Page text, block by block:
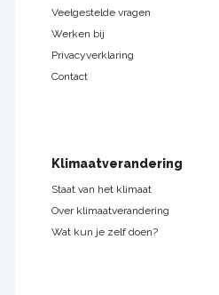
Veelgestelde vragen
Werken bij
Privacyverklaring
Contact
Klimaatverandering
Staat van het klimaat
Over klimaatverandering
Wat kun je zelf doen?